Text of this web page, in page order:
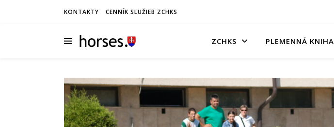
KONTAKTY CENNÍK SLUŽIEB ZCHKS
ZCHKS PLEMENNÁ KNIHA